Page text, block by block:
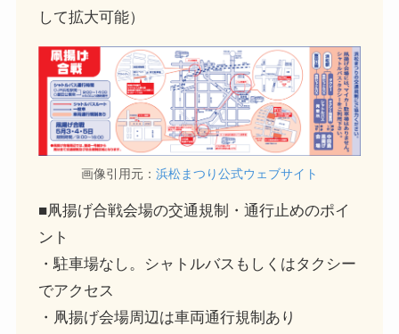
して拡大可能）
画像引用元： 浜松まつり公式ウェブサイト
■凧揚げ合戦会場の交通規制・通行止めのポイ
ント
・駐車場なし。シャトルバスもしくはタクシー
でアクセス
・凧揚げ会場周辺は車両通行規制あり